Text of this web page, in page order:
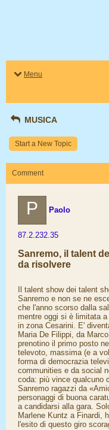
Menu
MUSICA
Start a New Topic
Comment
P Paolo
87.2.232.35
Sanremo, il talent
da risolvere
Il talent show dei talent
Sanremo e non se ne
che l'anno scorso dalla
mentre oggi si è limitata
in zona Cesarini. E'
Maria De Filippi, da
prenotino il primo posto
televoto, massima (e a
forma di democrazia
communities e da social
coda: più vince qualcuno
Sanremo ragazzi da
personaggi di buona
a candidarsi alla gara.
Marlene Kuntz a Finardi,
l'esito di questo giro